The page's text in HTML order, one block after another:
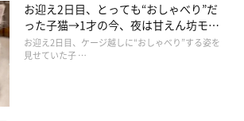
お迎え2日目、とっても“おしゃべり”だ
った子猫→1才の今、夜は甘えん坊モー
ドになるコに成長！
お迎え2日目、ケージ越しに“おしゃべり”する姿を
見せていた子 …